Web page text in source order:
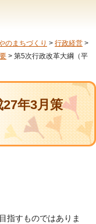
のまちづくり > 行政経営 >
> 第5次行政改革大綱（平
年3月策
指すものではありま